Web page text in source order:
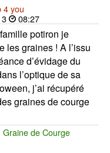
4 you
08:27
potiron je
les graines ! A l’issu
d’évidage du
l’optique de sa
j’ai récupéré
graines de courge
Graine de Courge